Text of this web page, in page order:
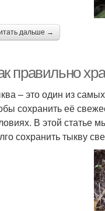
дальше →
правильно
– это один из
сохранить её
В этой статье
сохранить тыкву